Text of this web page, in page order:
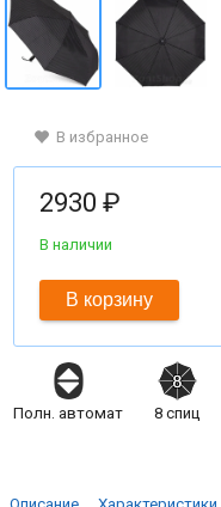
В избранное
2930 ₽
В наличии
В корзину
Полн. автомат 8 спиц